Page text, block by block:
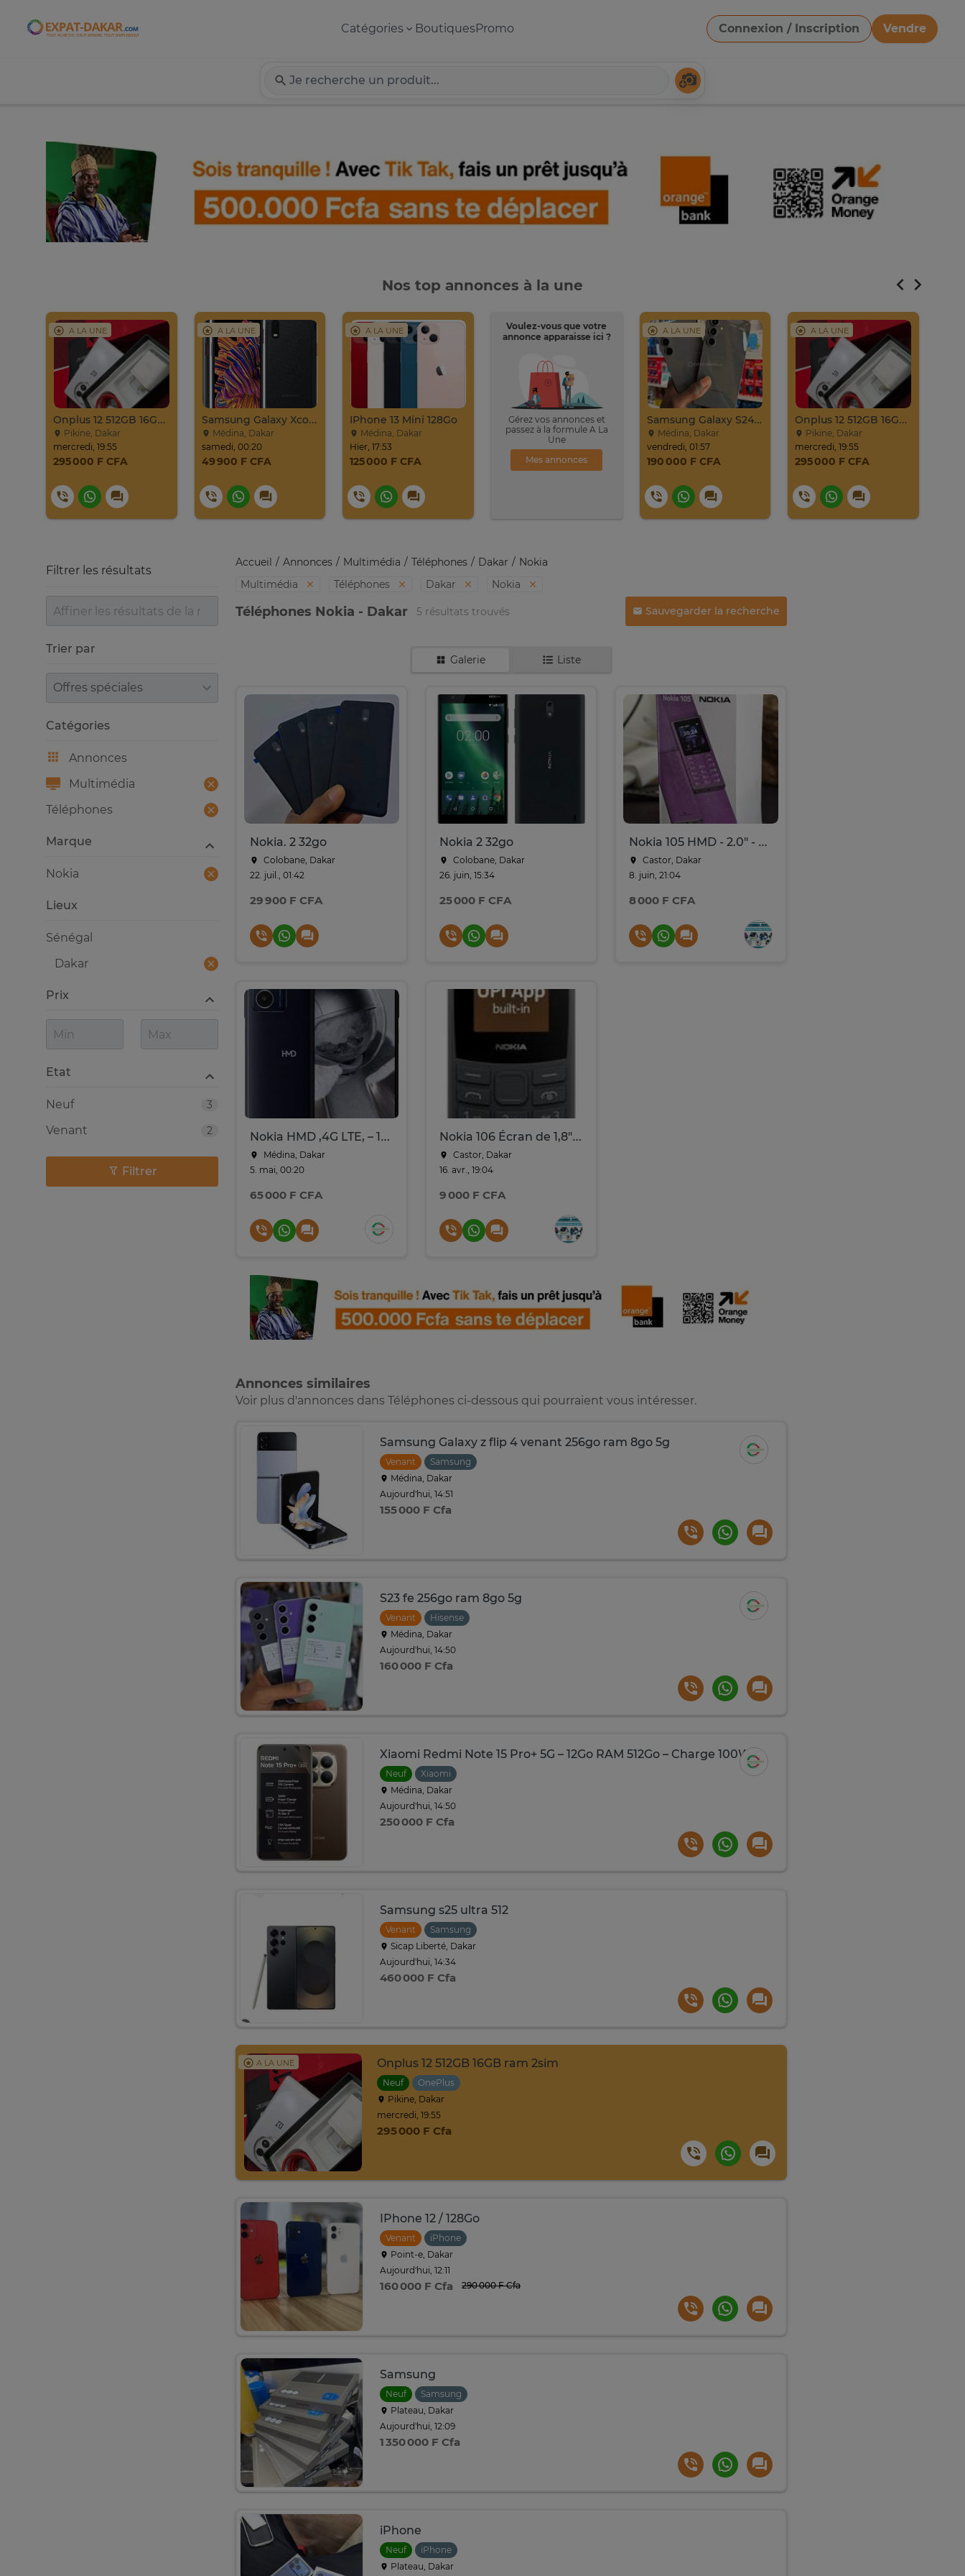
Expat-Dakar Catégories BoutiquesPromo Connexion / Inscription Vendre
Télécharger une image
Nos top annonces à la une
A LA UNE
Onplus 12 512GB 16GB Ram 2sim
Pikine, Dakar
mercredi, 19:55
295 000 F CFA
A LA UNE
Samsung Galaxy Xcover Pro Venant 64go Ram 4go 4
Médina, Dakar
samedi, 00:20
49 900 F CFA
A LA UNE
IPhone 13 Mini 128Go
Médina, Dakar
Hier, 17:53
125 000 F CFA
Voulez-vous que votre
annonce apparaisse ici ?
Gérez vos annonces et
passez à la formule A La
Une
Mes annonces
A LA UNE
Samsung Galaxy S24 Venant 128go Ram 8go 5g
Médina, Dakar
vendredi, 01:57
190 000 F CFA
A LA UNE
Onplus 12 512GB 16GB Ram 2sim
Pikine, Dakar
mercredi, 19:55
295 000 F CFA
Accueil Annonces Multimédia Téléphones Dakar
Nokia
Multimédia
Téléphones Dakar Nokia
Téléphones Nokia - Dakar 5 résultats trouvés Sauvegarder la recherche
Galerie Liste
Nokia. 2 32go
Colobane, Dakar
22. juil., 01:42
29 900 F CFA
Nokia 2 32go
Colobane, Dakar
26. juin, 15:34
25 000 F CFA
Nokia 105 HMD - 2.0" - Double Sim
Castor, Dakar
8. juin, 21:04
8 000 F CFA
Nokia HMD ,4G LTE, – 128 Go ROM + 6 Go RAM – 5 000 mAh
Médina, Dakar
5. mai, 00:20
65 000 F CFA
Nokia 106 Écran de 1,8" pouces (prend carte MicroSD)
Castor, Dakar
16. avr., 19:04
9 000 F CFA
Annonces similaires
Voir plus d'annonces dans Téléphones ci-dessous qui pourraient vous intéresser.
Samsung Galaxy z flip 4 venant 256go ram 8go 5g
Venant
Samsung
Médina, Dakar
Aujourd'hui, 14:51
155 000 F Cfa
S23 fe 256go ram 8go 5g
Venant
Hisense
Médina, Dakar
Aujourd'hui, 14:50
160 000 F Cfa
Xiaomi Redmi Note 15 Pro+ 5G – 12Go RAM 512Go – Charge 100W
Neuf
Xiaomi
Médina, Dakar
Aujourd'hui, 14:50
250 000 F Cfa
Samsung s25 ultra 512
Venant
Samsung
Sicap Liberté, Dakar
Aujourd'hui, 14:34
460 000 F Cfa
A LA UNE Onplus 12 512GB 16GB ram 2sim
Neuf
OnePlus
Pikine, Dakar
mercredi, 19:55
295 000 F Cfa
IPhone 12 / 128Go
Venant
iPhone
Point-e, Dakar
Aujourd'hui, 12:11
160 000 F Cfa 290 000 F Cfa
Samsung
Neuf
Samsung
Plateau, Dakar
Aujourd'hui, 12:09
1 350 000 F Cfa
iPhone
Neuf
iPhone
Plateau, Dakar
Filtrer les résultats
Trier par
Trier par
Catégories
Annonces
Multimédia
Téléphones
Lieux
Sénégal
Dakar
Prix
Etat
3
Neuf
2
Venant
Marque
Nokia
Filtrer